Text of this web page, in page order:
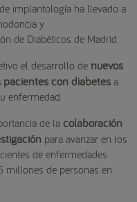
implantología ha llevado a
y
de Diabéticos de Madrid.
el desarrollo de nuevos
pacientes con diabetesa
enfermedad.
de la colaboración
para avanzar en los
de enfermedades
millones de personas en